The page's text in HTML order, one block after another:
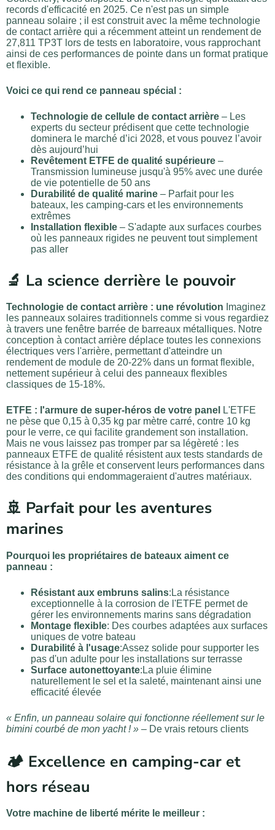
records d'efficacité en 2025. Ce n'est pas un simple
panneau solaire ; il est construit avec la même technologie
de contact arrière qui a récemment atteint un rendement de
27,811 TP3T lors de tests en laboratoire, vous rapprochant
ainsi de ces performances de pointe dans un format pratique
et flexible.
Voici ce qui rend ce panneau spécial :
Technologie de cellule de contact arrière – Les
experts du secteur prédisent que cette technologie
dominera le marché d’ici 2028, et vous pouvez l’avoir
dès aujourd’hui
Revêtement ETFE de qualité supérieure –
Transmission lumineuse jusqu'à 95% avec une durée
de vie potentielle de 50 ans
Durabilité de qualité marine – Parfait pour les
bateaux, les camping-cars et les environnements
extrêmes
Installation flexible – S'adapte aux surfaces courbes
où les panneaux rigides ne peuvent tout simplement
pas aller
🔬 La science derrière le pouvoir
Technologie de contact arrière : une révolution Imaginez
les panneaux solaires traditionnels comme si vous regardiez
à travers une fenêtre barrée de barreaux métalliques. Notre
conception à contact arrière déplace toutes les connexions
électriques vers l'arrière, permettant d'atteindre un
rendement de module de 20-22% dans un format flexible,
nettement supérieur à celui des panneaux flexibles
classiques de 15-18%.
ETFE : l'armure de super-héros de votre panel
L'ETFE
ne pèse que 0,15 à 0,35 kg par mètre carré, contre 10 kg
pour le verre, ce qui facilite grandement son installation.
Mais ne vous laissez pas tromper par sa légèreté : les
panneaux ETFE de qualité résistent aux tests standards de
résistance à la grêle et conservent leurs performances dans
des conditions qui endommageraient d'autres matériaux.
🚢 Parfait pour les aventures
marines
Pourquoi les propriétaires de bateaux aiment ce
panneau :
Résistant aux embruns salins:La résistance
exceptionnelle à la corrosion de l'ETFE permet de
gérer les environnements marins sans dégradation
Montage flexible: Des courbes adaptées aux surfaces
uniques de votre bateau
Durabilité à l'usage:Assez solide pour supporter les
pas d'un adulte pour les installations sur terrasse
Surface autonettoyante:La pluie élimine
naturellement le sel et la saleté, maintenant ainsi une
efficacité élevée
« Enfin, un panneau solaire qui fonctionne réellement sur le
bimini courbé de mon yacht ! » – De vrais retours clients
🏕️ Excellence en camping-car et
hors réseau
Votre machine de liberté mérite le meilleur :